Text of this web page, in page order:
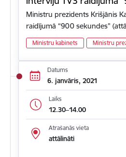
Ministru prezidents Krišjānis
raidījumā “900 sekundes”
Ministru kabinets Ministru
Datums
6. janvāris, 2021
Laiks
12.30–14.00
Atrašanās vieta
attālināti